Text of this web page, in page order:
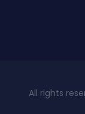
All rights